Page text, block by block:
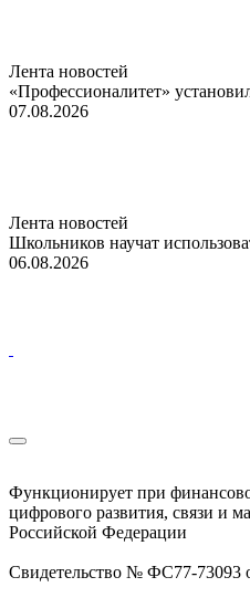
Лента новостей
«Профессионалитет»
07.08.2026
Лента новостей
Школьников научат
06.08.2026
Функционирует при
цифрового развития, связи и
Российской Федерации
Свидетельство № ФС77-73093